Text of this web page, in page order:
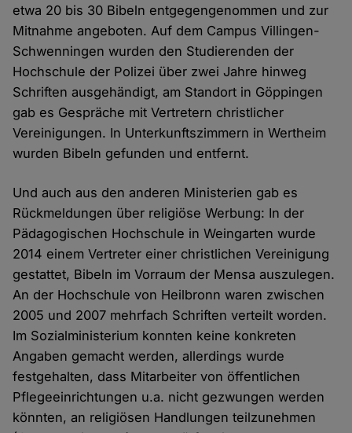
etwa 20 bis 30 Bibeln entgegengenommen und zur
Mitnahme angeboten. Auf dem Campus Villingen-
Schwenningen wurden den Studierenden der
Hochschule der Polizei über zwei Jahre hinweg
Schriften ausgehändigt, am Standort in Göppingen
gab es Gespräche mit Vertretern christlicher
Vereinigungen. In Unterkunftszimmern in Wertheim
wurden Bibeln gefunden und entfernt.
Und auch aus den anderen Ministerien gab es
Rückmeldungen über religiöse Werbung: In der
Pädagogischen Hochschule in Weingarten wurde
2014 einem Vertreter einer christlichen Vereinigung
gestattet, Bibeln im Vorraum der Mensa auszulegen.
An der Hochschule von Heilbronn waren zwischen
2005 und 2007 mehrfach Schriften verteilt worden.
Im Sozialministerium konnten keine konkreten
Angaben gemacht werden, allerdings wurde
festgehalten, dass Mitarbeiter von öffentlichen
Pflegeeinrichtungen u.a. nicht gezwungen werden
könnten, an religiösen Handlungen teilzunehmen